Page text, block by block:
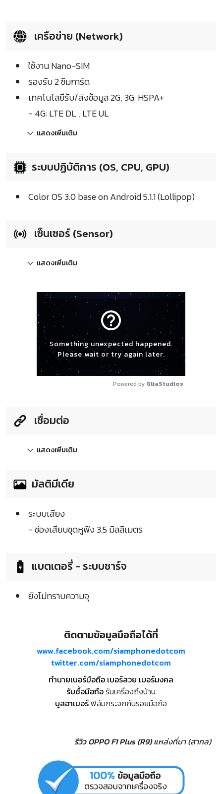
เครือข่าย (Network)
ใช้งาน Nano-SIM
รองรับ 2 ซิมการ์ด
เทคโนโลยีรับ/ส่งข้อมูล 2G, 3G: HSPA+
- 4G: LTE DL , LTE UL
แสดงเพิ่มเติม
ระบบปฏิบัติการ (OS, CPU, GPU)
Color OS 3.0 base on Android 5.1.1 (Lollipop)
เซ็นเซอร์ (Sensor)
แสดงเพิ่มเติม
help_outline
Something unexpected happened.
Please wait or try again later.
Powered by GliaStudios
เชื่อมต่อ
แสดงเพิ่มเติม
มัลติมีเดีย
ระบบเสียง
- ช่องเสียบชุดหูฟัง 3.5 มิลลิเมตร
แบตเตอรี่ - ระบบชาร์จ
ยังไม่ทราบความจุ
ติดตามข้อมูลมือถือได้ที่
www.facebook.com/siamphonedotcom
twitter.com/siamphonedotcom
ทำนายเบอร์มือถือ เบอร์สวย เบอร์มงคล
รับซื้อมือถือรับเครื่องถึงบ้าน
บูลอาเมอร์ฟิล์มกระจกกันรอยมือถือ
รีวิว OPPO F1 Plus (R9)แหล่งที่มา (สากล)